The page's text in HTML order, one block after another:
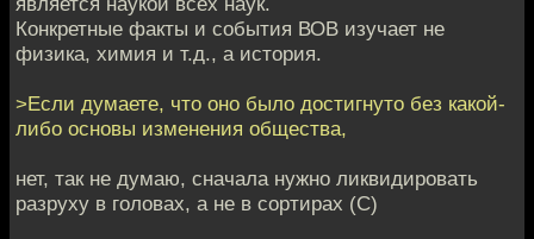
Конкретные факты и события ВОВ изучает не
физика, химия и т.д., а история.
>Если думаете, что оно было достигнуто без какой-
либо основы изменения общества,
нет, так не думаю, сначала нужно ликвидировать
разруху в головах, а не в сортирах (С)